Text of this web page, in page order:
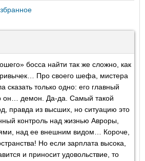
босса найти так же сложно, как
Про своего шефа, мистера
сказать только одно: его главный
он… демон. Да-да. Самый такой
правда из высших, но ситуацию это
контроль над жизнью Авроры,
над ее внешним видом… Короче,
Но если зарплата высока,
и приносит удовольствие, то